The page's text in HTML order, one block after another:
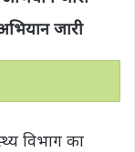
जारी
विभाग का